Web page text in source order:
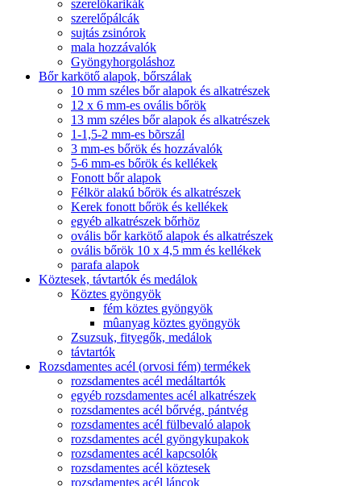
szerelőkarikák
szerelőpálcák
sujtás zsinórok
mala hozzávalók
Gyöngyhorgoláshoz
Bőr karkötő alapok, bőrszálak
10 mm széles bőr alapok és alkatrészek
12 x 6 mm-es ovális bőrök
13 mm széles bőr alapok és alkatrészek
1-1,5-2 mm-es bõrszál
3 mm-es bőrök és hozzávalók
5-6 mm-es bőrök és kellékek
Fonott bőr alapok
Félkör alakú bőrök és alkatrészek
Kerek fonott bőrök és kellékek
egyéb alkatrészek bőrhöz
ovális bőr karkötő alapok és alkatrészek
ovális bőrök 10 x 4,5 mm és kellékek
parafa alapok
Köztesek, távtartók és medálok
Köztes gyöngyök
fém köztes gyöngyök
mûanyag köztes gyöngyök
Zsuzsuk, fityegők, medálok
távtartók
Rozsdamentes acél (orvosi fém) termékek
rozsdamentes acél medáltartók
egyéb rozsdamentes acél alkatrészek
rozsdamentes acél bőrvég, pántvég
rozsdamentes acél fülbevaló alapok
rozsdamentes acél gyöngykupakok
rozsdamentes acél kapcsolók
rozsdamentes acél köztesek
rozsdamentes acél láncok